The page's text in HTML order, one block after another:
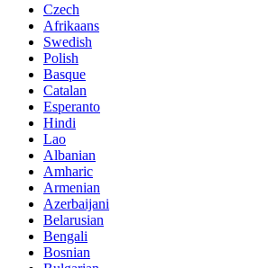
Czech
Afrikaans
Swedish
Polish
Basque
Catalan
Esperanto
Hindi
Lao
Albanian
Amharic
Armenian
Azerbaijani
Belarusian
Bengali
Bosnian